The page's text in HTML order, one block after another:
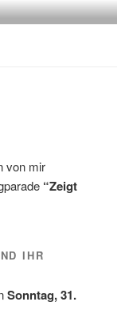
von mir
“Zeigt
IHR
Sonntag, 31.